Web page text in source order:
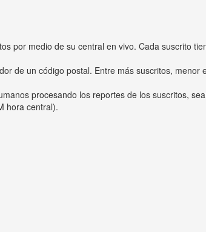
por medio de su central en vivo. Cada suscrito
de un código postal. Entre más suscritos, menor
procesando los reportes de los suscritos,
hora central).